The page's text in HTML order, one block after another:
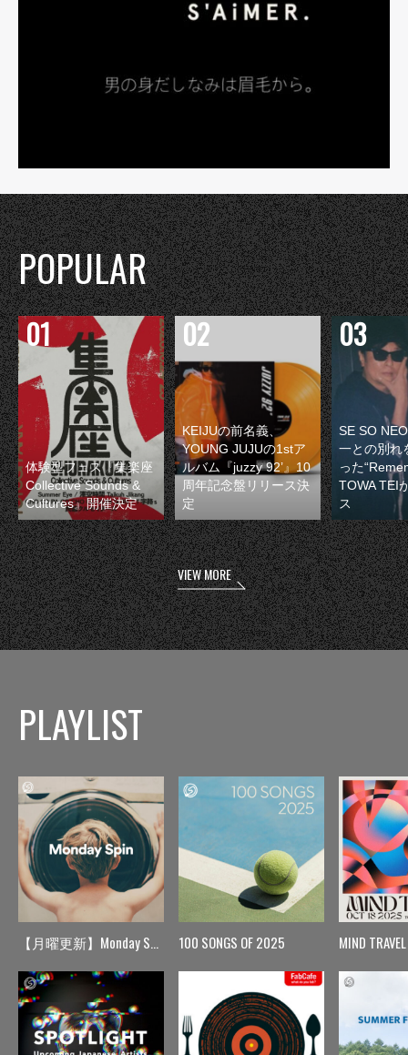
POPULAR
体験型フェス『集楽座
Collective Sounds &
Cultures』開催決定
KEIJUの前名義、
YOUNG JUJUの1stア
ルバム『juzzy 92’』10
周年記念盤リリース決
定
SE SO
一との別れ
った
TOWA TEI
ス
VIEW MORE
PLAYLIST
【月曜更新】Monday Spin 100 SONGS OF 2025 MIND TRAVEL